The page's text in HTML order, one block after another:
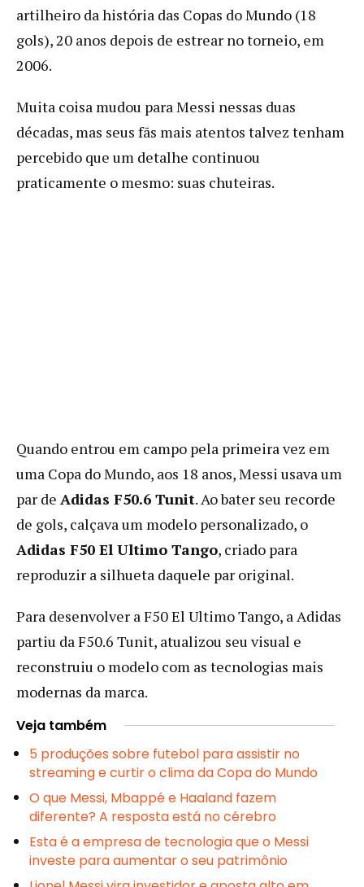
artilheiro da história das Copas do Mundo (18
gols), 20 anos depois de estrear no torneio, em
2006.
Muita coisa mudou para Messi nessas duas
décadas, mas seus fãs mais atentos talvez tenham
percebido que um detalhe continuou
praticamente o mesmo: suas chuteiras.
Quando entrou em campo pela primeira vez em
uma Copa do Mundo, aos 18 anos, Messi usava um
par de Adidas F50.6 Tunit. Ao bater seu recorde
de gols, calçava um modelo personalizado, o
Adidas F50 El Ultimo Tango, criado para
reproduzir a silhueta daquele par original.
Para desenvolver a F50 El Ultimo Tango, a Adidas
partiu da F50.6 Tunit, atualizou seu visual e
reconstruiu o modelo com as tecnologias mais
modernas da marca.
Veja também
5 produções sobre futebol para assistir no
streaming e curtir o clima da Copa do Mundo
O que Messi, Mbappé e Haaland fazem
diferente? A resposta está no cérebro
Esta é a empresa de tecnologia que o Messi
investe para aumentar o seu patrimônio